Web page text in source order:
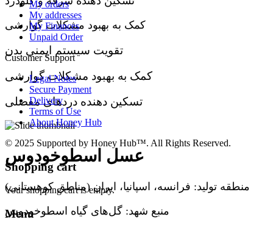
کمک به بهبود مشکلات گوارشی
تقویت سیستم ایمنی بدن
کمک به بهبود مشکلات گوارشی
تسکین دهنده دردهای مفصلی
عسل اسطوخودوس
منطقه تولید: فرانسه، اسپانیا، ایران (مناطق کوهستانی)
منبع شهد: گل‌های گیاه اسطوخودوس
My orders
My addresses
My Finances
Unpaid Order
Customer Support
Legal Notes
Secure Payment
Delivery
Terms of Use
About Honey Hub
© 2025 Supported by Honey Hub™. All Rights Reserved.
Shopping cart
Your shopping cart is empty.
Menu